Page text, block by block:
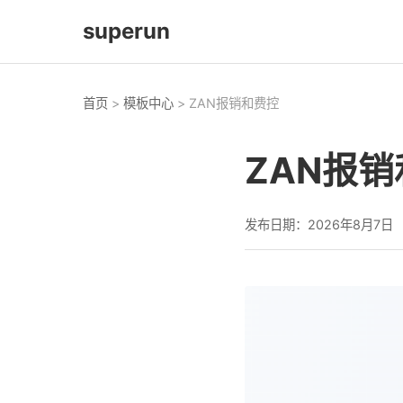
superun
首页 > 模板中心 > ZAN报销和费控
ZAN报
发布日期：2026年8月7日